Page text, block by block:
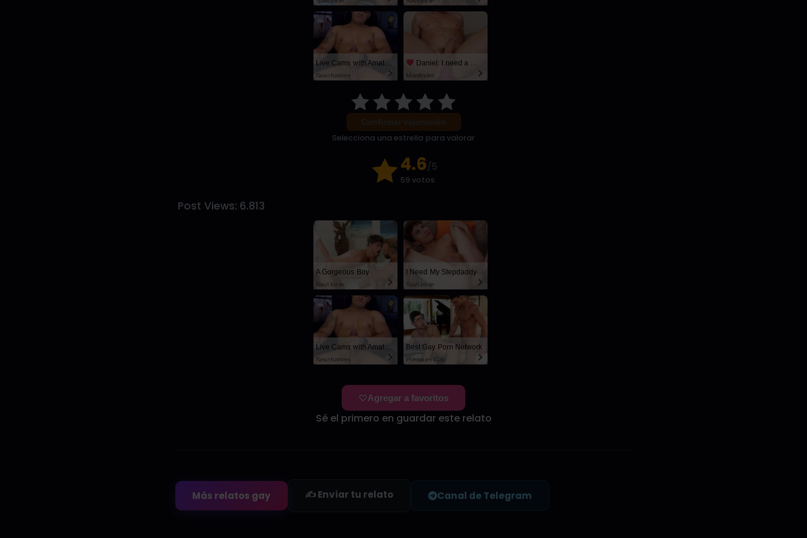
Sexchatters
Daniel: I need a man for a spicy night...
Manfinder
Selecciona una estrella para valorar
4.6/5
59 votos
Post Views: 6.813
A Gorgeous Boy
SayUncle
I Need My Stepdaddy
SayUncle
Live Cams with Amateur Men
Sexchatters
Best Gay Porn Network
Premium Gay
Agregar a favoritos
Sé el primero en guardar este relato
Más relatos gay ✍️ Enviar tu relato Canal de Telegram